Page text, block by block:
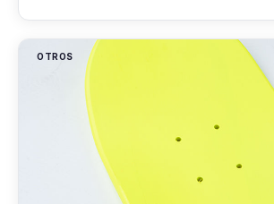
OTROS